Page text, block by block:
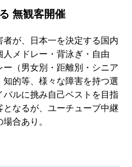
無観客開催
が、日本一を決定する国内
メドレー・背泳ぎ・自由
（男女別・距離別・シニア
的等、様々な障害を持つ選
ルに挑み自己ベストを目指
なるが、ユーチューブ中継
合あり。